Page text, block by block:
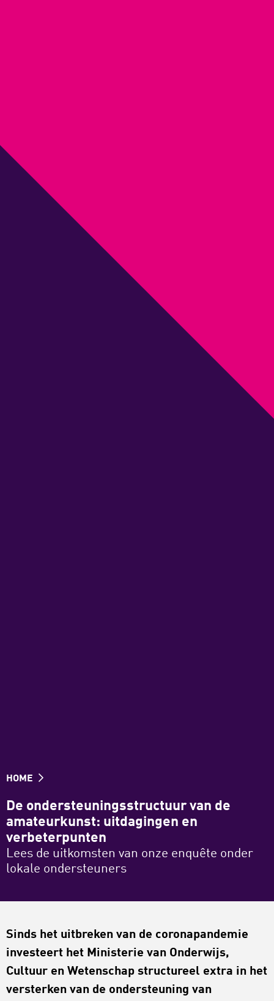
HOME
De ondersteuningsstructuur van de
amateurkunst: uitdagingen en
verbeterpunten
Lees de uitkomsten van onze enquête onder
lokale ondersteuners
Sinds het uitbreken van de coronapandemie
investeert het Ministerie van Onderwijs,
Cultuur en Wetenschap structureel extra in het
versterken van de ondersteuning van